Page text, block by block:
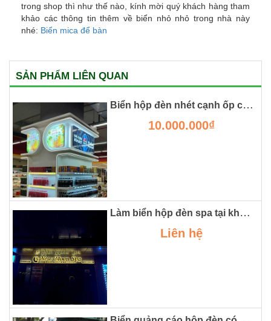
trong shop thì như thế nào, kính mời quý khách hàng tham
khảo các thông tin thêm về biển nhỏ nhỏ trong nhà này
nhé: Biển mica để bàn
SẢN PHẨM LIÊN QUAN
Biển hộp đèn nhét cạnh ốp cột siêu thị
10.000.000₫
Làm biển hộp đèn spa tại khu đô thị smart city
Liên hệ